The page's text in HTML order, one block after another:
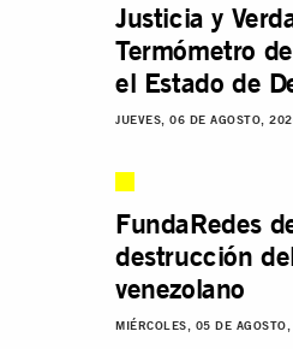
Justicia y
Termómetro
el Estado de
JUEVES, 06 DE AGOSTO,
FundaRedes
destrucción
venezolano
MIÉRCOLES, 05 DE